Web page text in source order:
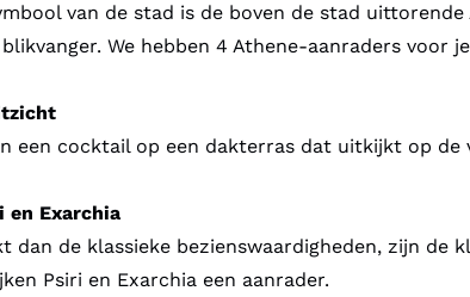
van de stad is de boven de stad
We hebben 4 Athene-aanraders voor
een cocktail op een dakterras dat uitkijkt op de
Exarchia
dan de klassieke bezienswaardigheden, zijn de
Psiri en Exarchia een aanrader.